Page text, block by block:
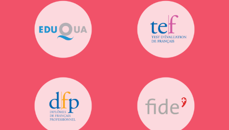
Plus de publications Suivez-nous!